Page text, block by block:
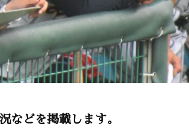
などを掲載します。